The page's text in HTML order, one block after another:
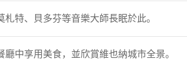
札特、貝多芬等音樂大師長眠於此。
中享用美食，並欣賞維也納城市全景。